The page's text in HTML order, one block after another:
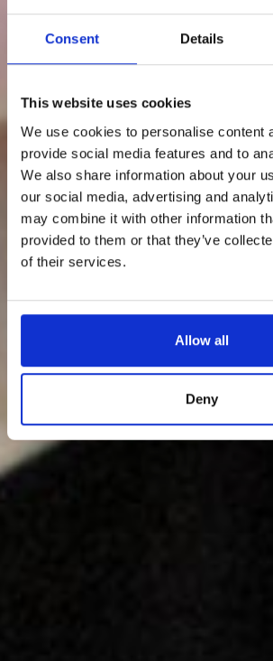
Consent Details
This website uses cookies
We use cookies to personalise content
provide social media features and to
We also share information about your
our social media, advertising and
may combine it with other information
provided to them or that they’ve
of their services.
Allow all
Deny